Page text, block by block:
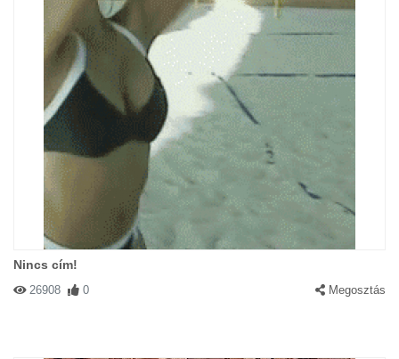
Nincs cím!
26908 0 Megosztás